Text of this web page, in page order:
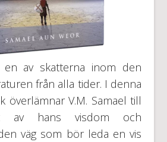
en av skatterna inom den
från alla tider. I denna
överlämnar V.M. Samael till
av hans visdom och
väg som bör leda en vis